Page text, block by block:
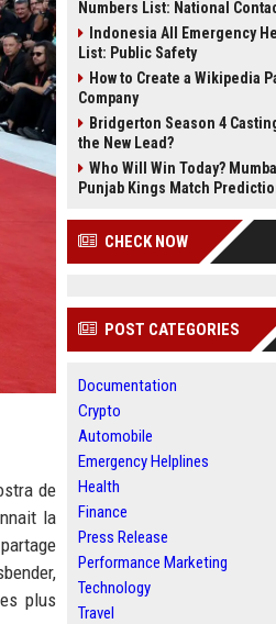
de
la
plus
Numbers List: National
Indonesia All Emergency
List: Public Safety
How to Create a Wikipedia
Company
Bridgerton Season 4
the New Lead?
Who Will Win Today?
Punjab Kings Match
CHECK NOW
POST CATEGORIES
Documentation
Crypto
Automobile
Emergency Helplines
Health
Finance
Press Release
Performance Marketing
Technology
Travel